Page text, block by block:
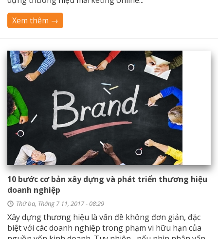
Xem thêm →
10 bước cơ bản xây dựng và phát triển thương hiệu
doanh nghiệp
Thứ ba, Tháng 7 11, 2017 - 08:29
Xây dựng thương hiệu là vấn đề không đơn giản, đặc
biệt với các doanh nghiệp trong phạm vi hữu hạn của